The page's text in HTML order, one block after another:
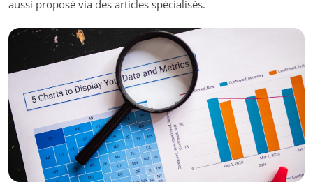
aussi proposé via des articles spécialisés.